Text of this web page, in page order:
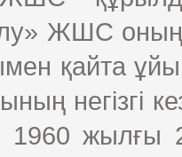
ЖШС оның
қайта
негізгі
1960 жылғы